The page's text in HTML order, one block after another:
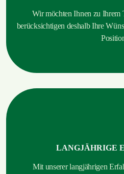
Wir möchten Ihnen zu Ihrem
berücksichtigen deshalb Ihre
LANGJÄHRIGE
Mit unserer langjährigen